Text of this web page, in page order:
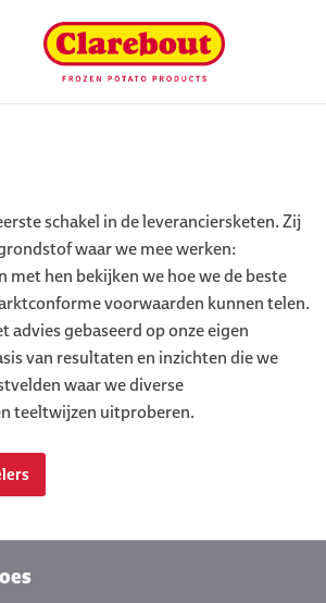
schakel in de leveranciersketen. Zij
waar we mee werken:
met hen bekijken we hoe we de beste
voorwaarden kunnen telen.
advies gebaseerd op onze eigen
van resultaten en inzichten die we
waar we diverse
teeltwijzen uitproberen.